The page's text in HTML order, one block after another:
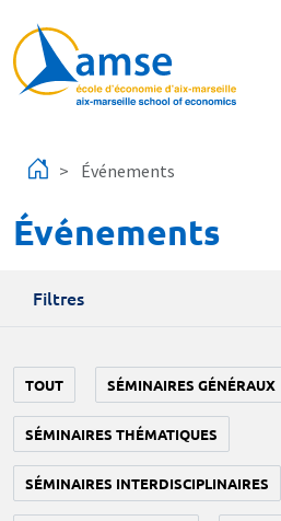
Événements
Événements
Filtres
TOUT SÉMINAIRES GÉNÉRAUX
SÉMINAIRES THÉMATIQUES
SÉMINAIRES INTERDISCIPLINAIRES